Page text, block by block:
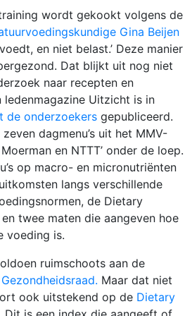
wordt gekookt volgens de
Gina Beijen
en niet belast.’ Deze manier
Dat blijkt uit nog niet
naar recepten en
ledenmagazine Uitzicht is in
de onderzoekers gepubliceerd.
dagmenu’s uit het MMV-
en NTTT’ onder de loep.
op macro- en micronutriënten
langs verschillende
de Dietary
twee maten die aangeven hoe
voeding is.
ruimschoots aan de
Maar dat niet
ook uitstekend op de Dietary